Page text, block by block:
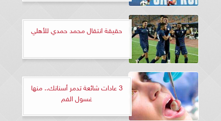
حقيقة انتقال محمد حمدي للأهلي
3 عادات شائعة تدمر أسنانك.. منها
غسول الفم